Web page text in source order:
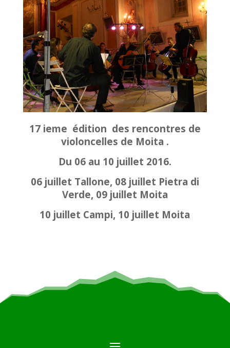
17 ieme édition des rencontres de
violoncelles de Moita .
Du 06 au 10 juillet 2016.
06 juillet Tallone, 08 juillet Pietra di
Verde, 09 juillet Moita
10 juillet Campi, 10 juillet Moita